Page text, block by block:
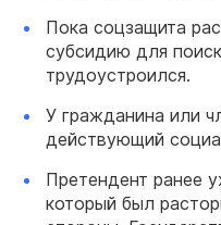
Пока соцзащита
субсидию для
трудоустроился.
У гражданина или
действующий
Претендент ранее
который был